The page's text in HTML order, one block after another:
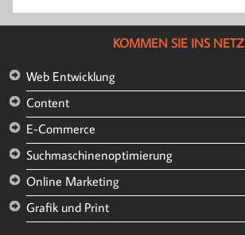
KOMMEN SIE INS NETZ
Web Entwicklung
Content
E-Commerce
Suchmaschinenoptimierung
Online Marketing
Grafik und Print